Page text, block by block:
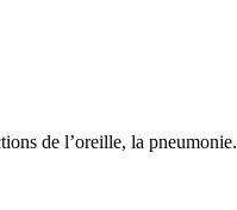
de l’oreille, la pneumonie.